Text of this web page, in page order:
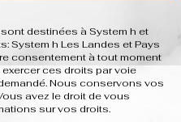
destinées à System h et
System h Les Landes et Pays
consentement à tout moment
ces droits par voie
Nous conservons vos
avez le droit de vous
sur vos droits.